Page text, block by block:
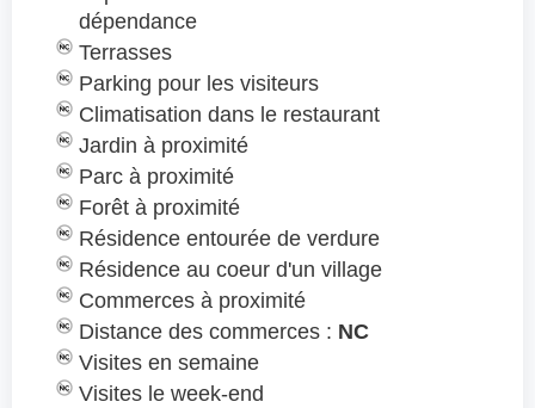
dépendance
Terrasses
Parking pour les visiteurs
Climatisation dans le restaurant
Jardin à proximité
Parc à proximité
Forêt à proximité
Résidence entourée de verdure
Résidence au coeur d'un village
Commerces à proximité
Distance des commerces : NC
Visites en semaine
Visites le week-end